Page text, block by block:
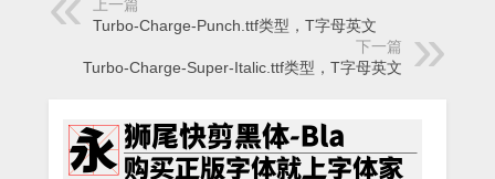
上一篇
Turbo-Charge-Punch.ttf类型，T字母英文
下一篇
Turbo-Charge-Super-Italic.ttf类型，T字母英文